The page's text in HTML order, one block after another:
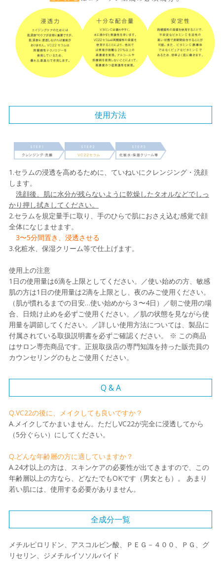
使用方法
1.セラムの浸透を高めるために、ていねいにクレンジング・洗顔
します。
洗顔後、肌に水分が残らないように乾燥したタオルなどでしっ
かり押し拭きしてください。
2.セラムを規定量手に取り、手のひらで肌におさえ込む感覚で顔
全体になじませます。
3〜5分間置き、浸透させる
3.化粧水、保湿クリーム等で仕上げます。
使用上の注意
1日の使用量は6滴を上限としてください。／使い始めの方、敏感
肌の方は1日の使用量は2滴を上限とし、夜のみご使用ください。
（肌が慣れるまでの目安…使い始めから３〜4日）／朝ご使用の場
合、日焼け止めを必ずご使用ください。／肌の状態を見ながら使
用量を調節してください。／詳しい使用方法については、製品に
付属されている取扱説明書を必ずご確認ください。 ※ この商品
はサロン専売商品です。正規取扱店の専門知識を持った販売員の
カウンセリングのもとご使用ください。
Q & A
Q.VC22の後に、メイクしても良いですか？
A.メイクしてかまいません。ただしVC22が完全に浸透してから
（5分ぐらい）にしてください。
Q.どんな年齢層の方に適していますか？
A.24才以上の方は、スキンケアの必要性が出てきますので、この
年齢層以上の方なら、どなたでもOKです（男女とも）。 あまり
若い肌には、使用する必要がありません。
全成分一覧
メチルピロリドン、アスコルビン酸、ＰＥＧ－４００、ＰＧ、グ
リセリン、ジメチルイソソルバイド